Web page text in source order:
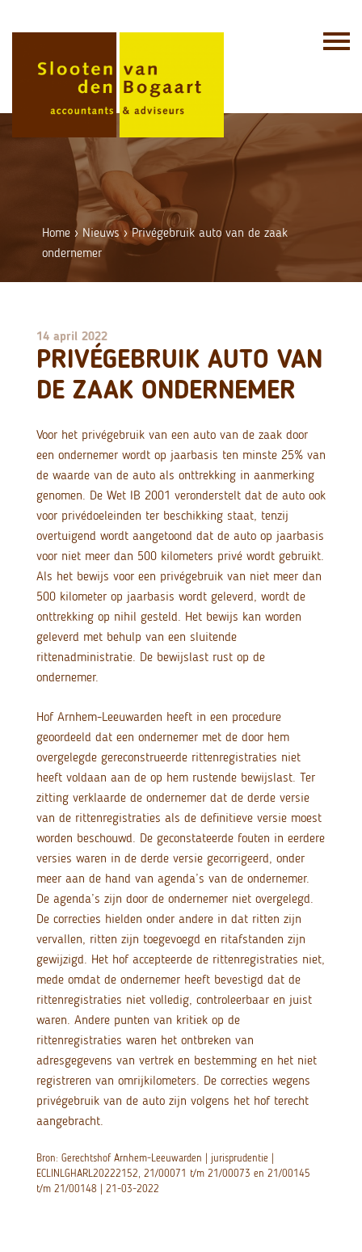
Home › Nieuws›Privégebruik auto van de zaak
ondernemer
14 april 2022
PRIVÉGEBRUIK AUTO VAN
DE ZAAK ONDERNEMER
Voor het privégebruik van een auto van de zaak door
een ondernemer wordt op jaarbasis ten minste 25% van
de waarde van de auto als onttrekking in aanmerking
genomen. De Wet IB 2001 veronderstelt dat de auto ook
voor privédoeleinden ter beschikking staat, tenzij
overtuigend wordt aangetoond dat de auto op jaarbasis
voor niet meer dan 500 kilometers privé wordt gebruikt.
Als het bewijs voor een privégebruik van niet meer dan
500 kilometer op jaarbasis wordt geleverd, wordt de
onttrekking op nihil gesteld. Het bewijs kan worden
geleverd met behulp van een sluitende
rittenadministratie. De bewijslast rust op de
ondernemer.
Hof Arnhem-Leeuwarden heeft in een procedure
geoordeeld dat een ondernemer met de door hem
overgelegde gereconstrueerde rittenregistraties niet
heeft voldaan aan de op hem rustende bewijslast. Ter
zitting verklaarde de ondernemer dat de derde versie
van de rittenregistraties als de definitieve versie moest
worden beschouwd. De geconstateerde fouten in eerdere
versies waren in de derde versie gecorrigeerd, onder
meer aan de hand van agenda’s van de ondernemer.
De agenda’s zijn door de ondernemer niet overgelegd.
De correcties hielden onder andere in dat ritten zijn
vervallen, ritten zijn toegevoegd en ritafstanden zijn
gewijzigd. Het hof accepteerde de rittenregistraties niet,
mede omdat de ondernemer heeft bevestigd dat de
rittenregistraties niet volledig, controleerbaar en juist
waren. Andere punten van kritiek op de
rittenregistraties waren het ontbreken van
adresgegevens van vertrek en bestemming en het niet
registreren van omrijkilometers. De correcties wegens
privégebruik van de auto zijn volgens het hof terecht
aangebracht.
Bron: Gerechtshof Arnhem-Leeuwarden | jurisprudentie |
ECLINLGHARL20222152, 21/00071 t/m 21/00073 en 21/00145
t/m 21/00148 | 21-03-2022